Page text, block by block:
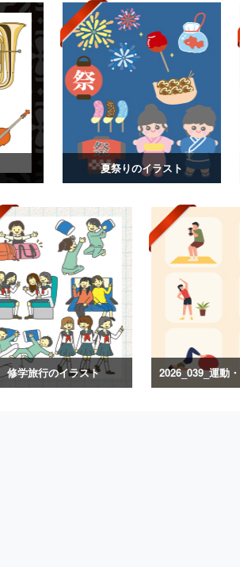
夏祭りのイラスト
修学旅行のイラスト